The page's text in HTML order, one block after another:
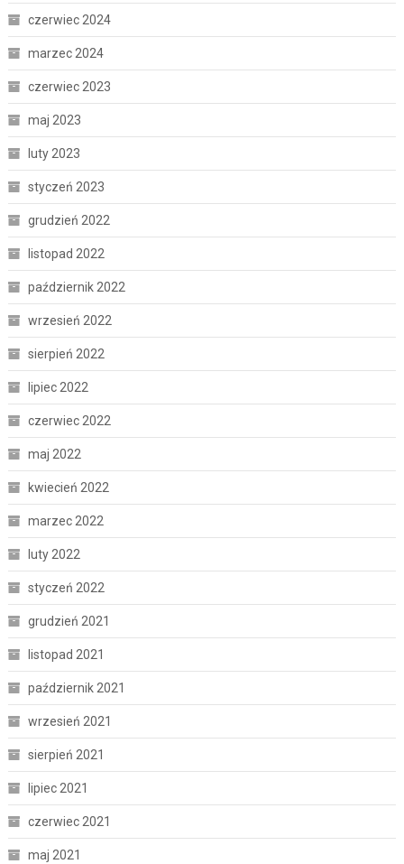
czerwiec 2024
marzec 2024
czerwiec 2023
maj 2023
luty 2023
styczeń 2023
grudzień 2022
listopad 2022
październik 2022
wrzesień 2022
sierpień 2022
lipiec 2022
czerwiec 2022
maj 2022
kwiecień 2022
marzec 2022
luty 2022
styczeń 2022
grudzień 2021
listopad 2021
październik 2021
wrzesień 2021
sierpień 2021
lipiec 2021
czerwiec 2021
maj 2021